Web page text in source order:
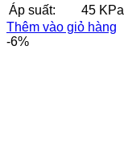
Áp suất:
45 KPa
Thêm vào giỏ hàng
-6%